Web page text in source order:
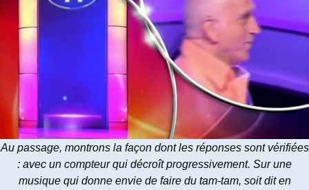
Au passage, montrons la façon dont les réponses sont vérifiées
: avec un compteur qui décroît progressivement. Sur une
musique qui donne envie de faire du tam-tam, soit dit en